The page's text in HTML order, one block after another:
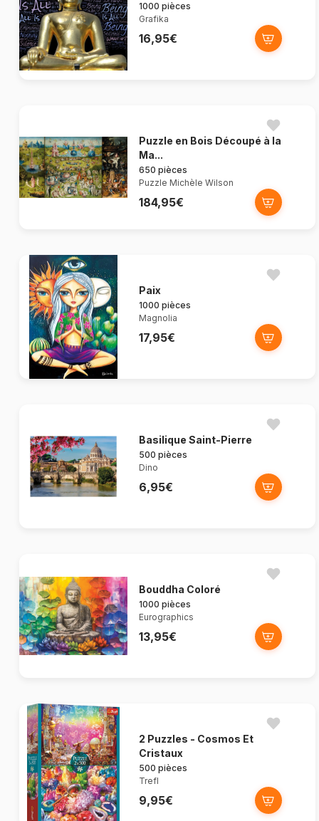
1000 pièces
Grafika
16,95€
Puzzle en Bois Découpé à la
Ma...
650 pièces
Puzzle Michèle Wilson
184,95€
Paix
1000 pièces
Magnolia
17,95€
Basilique Saint-Pierre
500 pièces
Dino
6,95€
Bouddha Coloré
1000 pièces
Eurographics
13,95€
2 Puzzles - Cosmos Et
Cristaux
500 pièces
Trefl
9,95€